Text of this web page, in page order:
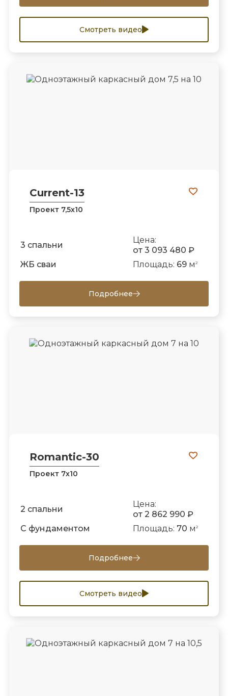
Смотреть видео
Current-13
Проект 7,5х10
3 спальни
Цена:
от 3 093 480 ₽
ЖБ сваи
Площадь: 69м 2
Подробнее
Romantic-30
Проект 7х10
2 спальни
Цена:
от 2 862 990 ₽
С фундаментом
Площадь: 70 м 2
Подробнее
Смотреть видео